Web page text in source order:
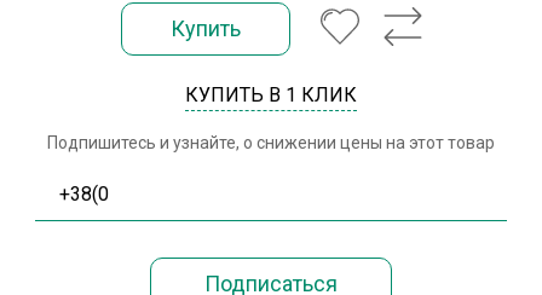
Купить
КУПИТЬ В 1 КЛИК
Подпишитесь и узнайте, о снижении цены на этот товар